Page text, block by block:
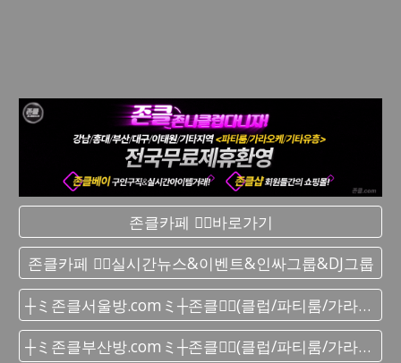
존클카페 ❤️‍🔥바로가기
존클카페 ❤️‍🔥실시간 뉴스&이벤트&인싸그룹&DJ그룹
┼ミ존클서울방.comミ┼존클❤️‍🔥(클럽/파티룸/가라오케) - 단톡방
┼ミ존클부산방.comミ┼존클❤️‍🔥(클럽/파티룸/가라오케) - 단톡방